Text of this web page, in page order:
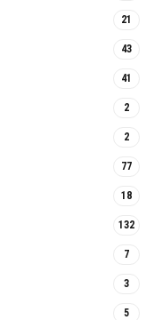
21
43
41
2
2
77
18
132
7
3
5